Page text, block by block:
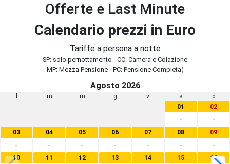
Offerte e Last Minute
Calendario prezzi in Euro
Tariffe a persona a notte
SP: solo pernottamento - CC: Camera e Colazione
MP: Mezza Pensione - PC: Pensione Completa)
Agosto 2026
m m g v s
d
01
-
02
-
03
-
04
-
05
-
06
-
07
-
08
-
09
-
10 11 12 13 14 15 16